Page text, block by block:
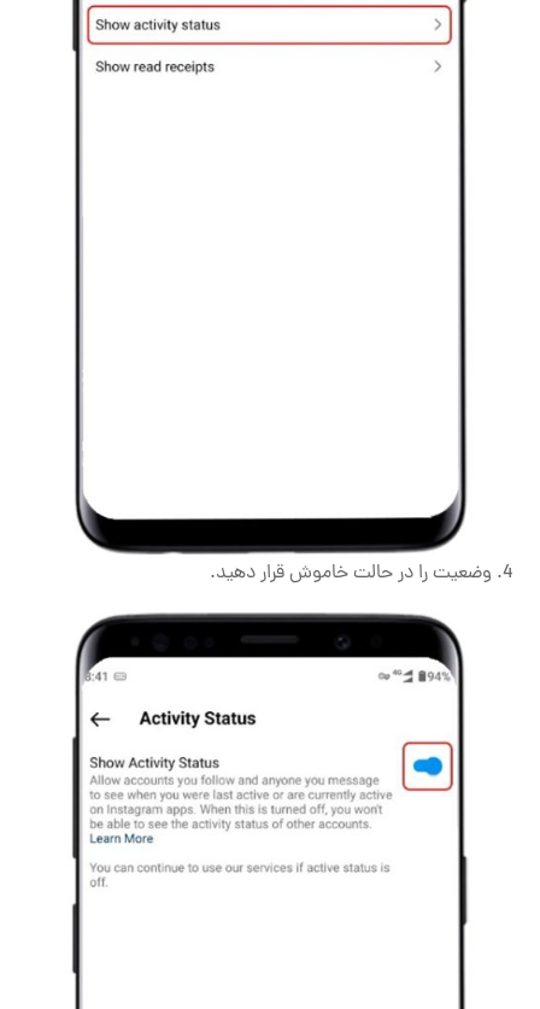
4. وضعیت را در حالت خاموش قرار دهید.